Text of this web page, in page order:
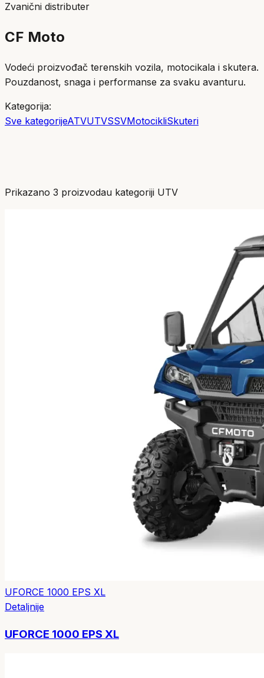
Zvanični distributer
CF Moto
Vodeći proizvođač terenskih vozila, motocikala i skutera.
Pouzdanost, snaga i performanse za svaku avanturu.
Kategorija:
Sve kategorijeATVUTVSSVMotocikliSkuteri
Prikazano 3 proizvodau kategoriji UTV
UFORCE 1000 EPS XL
Detaljnije
UFORCE 1000 EPS XL